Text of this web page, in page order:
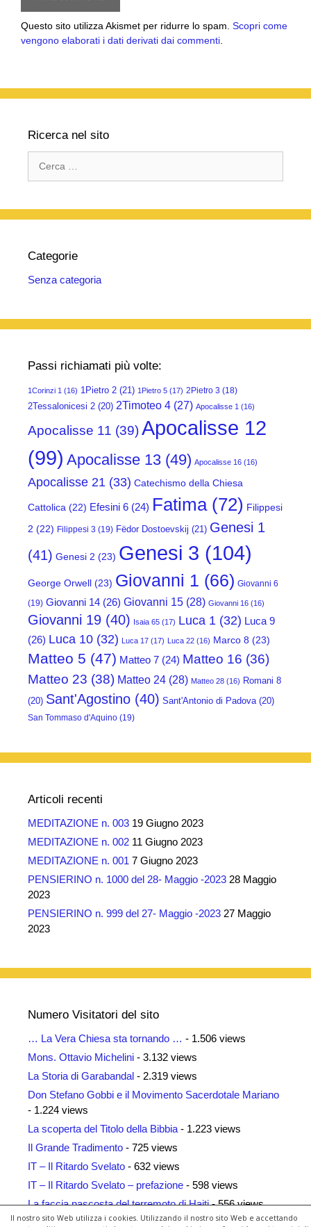
Il nostro sito Web utilizza i cookies. Utilizzando il nostro sito Web e accettando
Questo sito utilizza Akismet per ridurre lo spam. Scopri come
vengono elaborati i dati derivati dai commenti.
Ricerca nel sito
per:
Categorie
Senza categoria
Passi richiamati più volte:
1Corinzi 1 (16) 1Pietro 2 (21) 1Pietro 5 (17) 2Pietro 3 (18)
2Tessalonicesi 2 (20) 2Timoteo 4 (27) Apocalisse 1 (16)
Apocalisse 11 (39)Apocalisse 12
(99) Apocalisse 13 (49) Apocalisse 16 (16)
Apocalisse 21 (33) Catechismo della Chiesa
Cattolica (22) Efesini 6 (24) Fatima(72) Filippesi
2 (22) Filippesi 3 (19) Fëdor Dostoevskij (21) Genesi 1
(41) Genesi 2 (23) Genesi 3 (104)
George Orwell (23) Giovanni 1 (66) Giovanni 6
(19) Giovanni 14 (26) Giovanni 15 (28) Giovanni 16 (16)
Giovanni 19 (40) Isaia 65 (17) Luca 1 (32) Luca 9
(26) Luca 10 (32) Luca 17 (17) Luca 22 (16) Marco 8 (23)
Matteo 5 (47) Matteo 7 (24) Matteo 16 (36)
Matteo 23 (38) Matteo 24 (28) Matteo 28 (16) Romani 8
(20) Sant'Agostino (40) Sant'Antonio di Padova(20)
San Tommaso d'Aquino (19)
Articoli recenti
MEDITAZIONE n. 003 19 Giugno 2023
MEDITAZIONE n. 002 11 Giugno 2023
MEDITAZIONE n. 001 7 Giugno 2023
PENSIERINO n. 1000 del 28- Maggio -2023 28 Maggio
2023
PENSIERINO n. 999 del 27- Maggio -2023 27 Maggio
2023
Numero Visitatori del sito
… La Vera Chiesa sta tornando … - 1.506 views
Mons. Ottavio Michelini - 3.132 views
La Storia di Garabandal - 2.319 views
Don Stefano Gobbi e il Movimento Sacerdotale Mariano
- 1.224 views
La scoperta del Titolo della Bibbia - 1.223 views
Il Grande Tradimento - 725 views
IT – Il Ritardo Svelato - 632 views
IT – Il Ritardo Svelato – prefazione - 598 views
La faccia nascosta del terremoto di Haiti- 556 views
Siti Amici- 461 views